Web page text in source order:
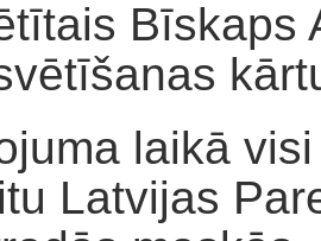
Bīskaps
laikā
Latvijas